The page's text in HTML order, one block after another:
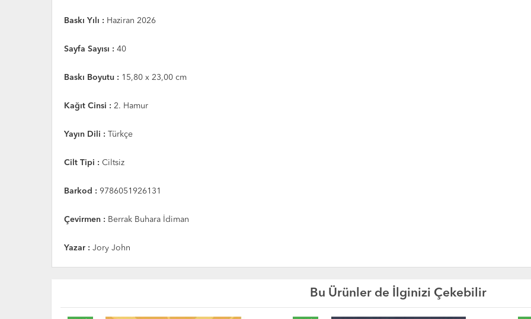
Baskı Yılı : Haziran 2026
Sayfa Sayısı : 40
Baskı Boyutu : 15,80 x 23,00 cm
Kağıt Cinsi : 2. Hamur
Yayın Dili : Türkçe
Cilt Tipi : Ciltsiz
Barkod : 9786051926131
Çevirmen : Berrak Buhara İdiman
Yazar : Jory John
Bu Ürünler de İlginizi Çekebilir